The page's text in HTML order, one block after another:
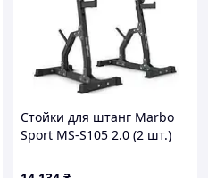
Стойки для штанг Marbo
Sport MS-S105 2.0 (2 шт.)